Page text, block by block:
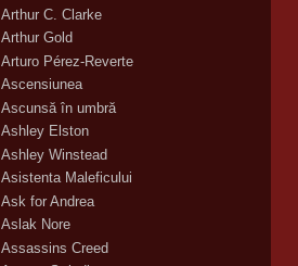
Arthur C. Clarke
Arthur Gold
Arturo Pérez-Reverte
Ascensiunea
Ascunsă în umbră
Ashley Elston
Ashley Winstead
Asistenta Maleficului
Ask for Andrea
Aslak Nore
Assassins Creed